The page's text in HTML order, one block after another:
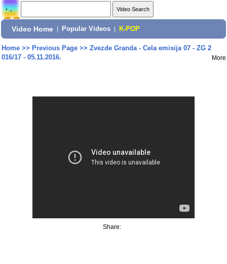
Video Home Popular Videos K-POP
Home>> Previous Page>> Zvezde Granda - Cela emisija 07 - ZG 2
016/17 - 05.11.2016.
More
Share: